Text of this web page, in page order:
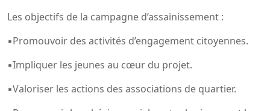
Les objectifs de la campagne d’assainissement :
▪Promouvoir des activités d’engagement citoyennes.
▪Impliquer les jeunes au cœur du projet.
▪Valoriser les actions des associations de quartier.